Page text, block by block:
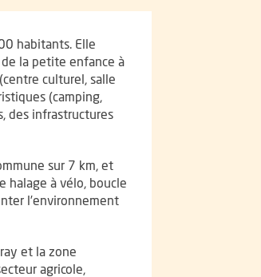
habitants. Elle
la petite enfance à
culturel, salle
(camping,
des infrastructures
sur 7 km, et
halage à vélo, boucle
l’environnement
et la zone
agricole,